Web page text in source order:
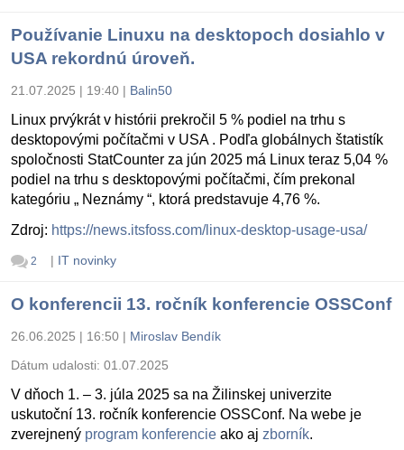
Používanie Linuxu na desktopoch dosiahlo v
USA rekordnú úroveň.
21.07.2025 | 19:40 | Balin50
Linux prvýkrát v histórii prekročil 5 % podiel na trhu s
desktopovými počítačmi v USA . Podľa globálnych štatistík
spoločnosti StatCounter za jún 2025 má Linux teraz 5,04 %
podiel na trhu s desktopovými počítačmi, čím prekonal
kategóriu „ Neznámy “, ktorá predstavuje 4,76 %.
Zdroj: https://news.itsfoss.com/linux-desktop-usage-usa/
2 | IT novinky
O konferencii 13. ročník konferencie OSSConf
26.06.2025 | 16:50 | Miroslav Bendík
Dátum udalosti: 01.07.2025
V dňoch 1. – 3. júla 2025 sa na Žilinskej univerzite
uskutoční 13. ročník konferencie OSSConf. Na webe je
zverejnený program konferencie ako aj zborník.